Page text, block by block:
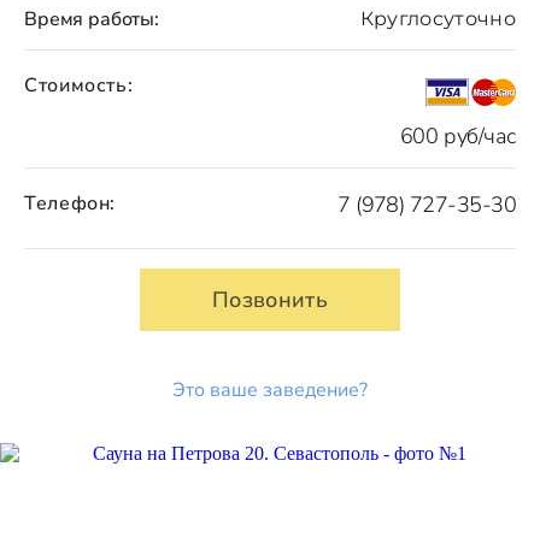
Стоимость:
600 руб/час
Время работы: Круглосуточно
Телефон: 7 (978) 727-35-30
Позвонить
Это ваше заведение?